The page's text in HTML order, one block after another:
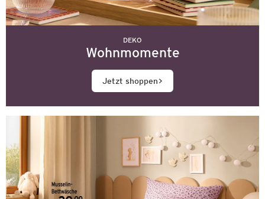
DEKO
Wohnmomente
Jetzt shoppen